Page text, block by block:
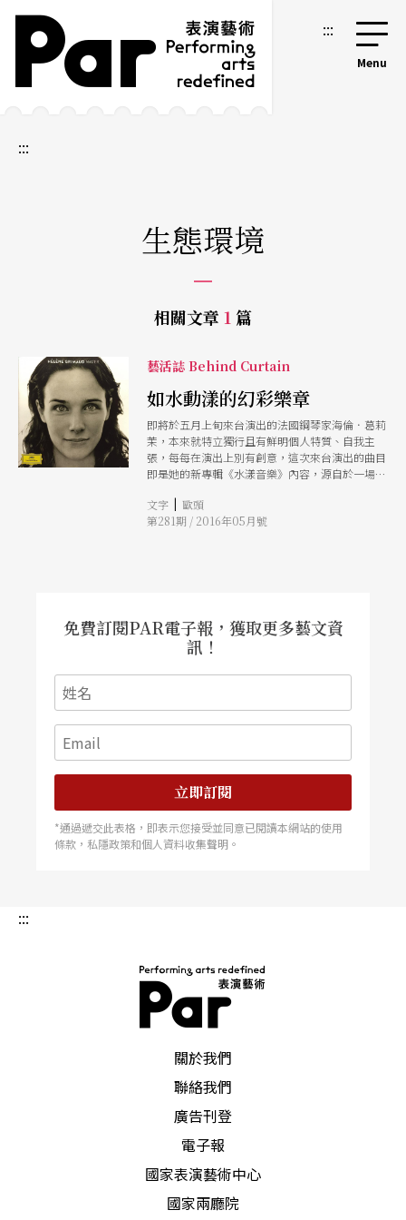
跳到主要內容區塊
網站導覽 :::
:::
生態環境
相關文章 1 篇
藝活誌 Behind Curtain
如水動漾的幻彩樂章
即將於五月上旬來台演出的法國鋼琴家海倫．葛莉
茉，本來就特立獨行且有鮮明個人特質、自我主
張，每每在演出上別有創意，這次來台演出的曲目
即是她的新專輯《水漾音樂》內容，源自於一場結
演，她用最熟悉的音樂語言，彰顯「對待生態環
境」的主張並具體化成一張唱片作品。
文字 | 歐頭
第281期 / 2016年05月號
免費訂閱PAR電子報，獲取更多藝文資
訊！
立即訂閱
*通過遞交此表格，即表示您接受並同意已閱讀本網站的使用
條款，私隱政策和個人資料收集聲明。
:::
關於我們
聯絡我們
廣告刊登
電子報
國家表演藝術中心
國家兩廳院